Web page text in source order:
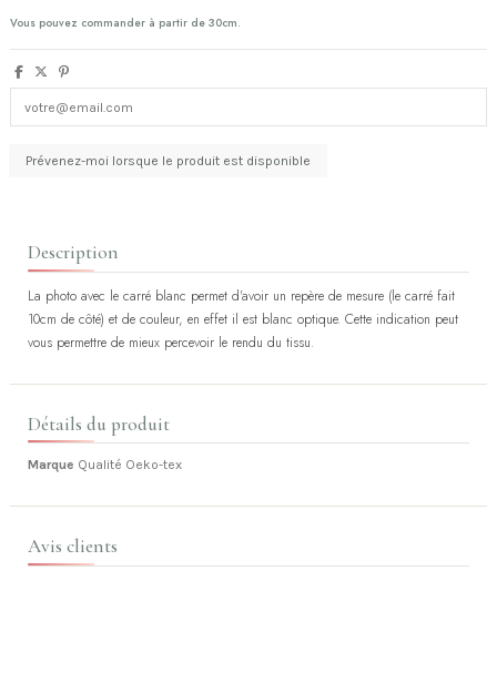
Vous pouvez commander à partir de 30cm.
Description
La photo avec le carré blanc permet d'avoir un repère de mesure (le carré fait
10cm de côté) et de couleur, en effet il est blanc optique. Cette indication peut
vous permettre de mieux percevoir le rendu du tissu.
Détails du produit
Marque Qualité Oeko-tex
Avis clients